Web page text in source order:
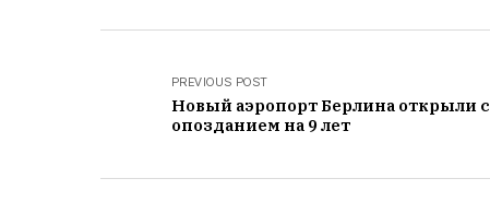
PREVIOUS POST
Новый аэропорт Берлина открыли с
опозданием на 9 лет